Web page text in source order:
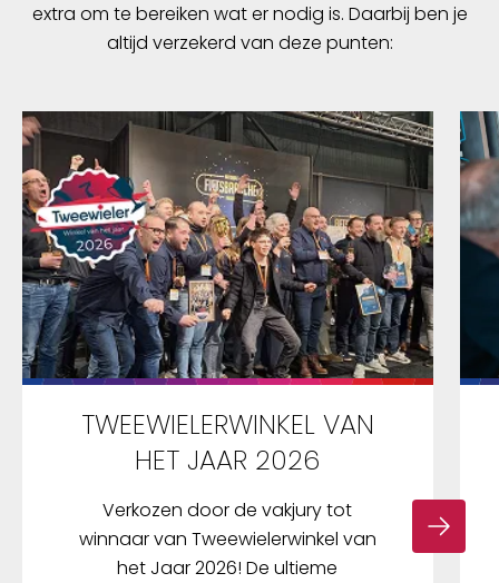
extra om te bereiken wat er nodig is. Daarbij ben je
altijd verzekerd van deze punten:
TWEEWIELERWINKEL VAN
HET JAAR 2026
Verkozen door de vakjury tot
winnaar van Tweewielerwinkel van
het Jaar 2026! De ultieme